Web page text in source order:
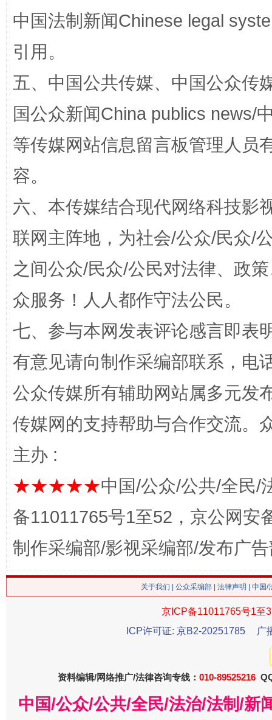
招工难、用工荒背后
网上购药对药下症？
这是一记警钟！ 谢
今
中国法制新闻Chinese legal
引用。
五、中国公共传媒、中国公众传
国公众新闻China publics news/
等传媒网站信息留言板管理人员
容。
六、本传媒结合现代网络科技影
联网主阵地，为社会/公众/民众/
之间公众/民众/公民对法律、政
众服务！人人都作守法公民。
七、参与本网发表评论感言即表
有意见请向制作采编部联系，电
公众传媒所有辅助网站属多元发
传媒网的支持帮助与合作交流。
主办 :
★★★★★中国/公众/公共/全民/
备11011765号1至52，京公网安
制作采编部/影视采编部/发布广
关于我们 公众采编部 法律声明 | 中国
京ICP备11011765号1至
ICP许可证: 京B2-20251785
广
资料编辑/网络推广/法律咨询专线： 010-89525216
中国/公众/公共/全民/法治/法制/新